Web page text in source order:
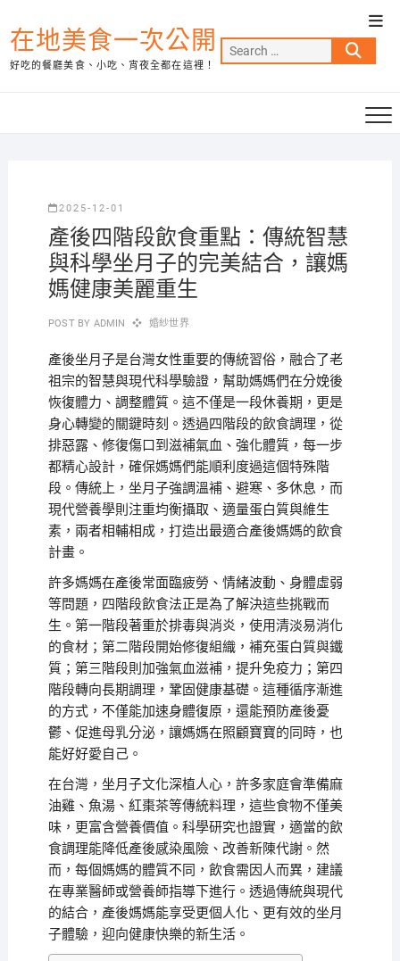
to
content
在地美食一次公開
好吃的餐廳美食、小吃、宵夜全都在這裡！
Search
…
2025-12-01
產後四階段飲食重點：傳統智慧
與科學坐月子的完美結合，讓媽
媽健康美麗重生
POST BY ADMIN 婚紗世界
產後坐月子是台灣女性重要的傳統習俗，融合了老
祖宗的智慧與現代科學驗證，幫助媽媽們在分娩後
恢復體力、調整體質。這不僅是一段休養期，更是
身心轉變的關鍵時刻。透過四階段的飲食調理，從
排惡露、修復傷口到滋補氣血、強化體質，每一步
都精心設計，確保媽媽們能順利度過這個特殊階
段。傳統上，坐月子強調溫補、避寒、多休息，而
現代營養學則注重均衡攝取、適量蛋白質與維生
素，兩者相輔相成，打造出最適合產後媽媽的飲食
計畫。
許多媽媽在產後常面臨疲勞、情緒波動、身體虛弱
等問題，四階段飲食法正是為了解決這些挑戰而
生。第一階段著重於排毒與消炎，使用清淡易消化
的食材；第二階段開始修復組織，補充蛋白質與鐵
質；第三階段則加強氣血滋補，提升免疫力；第四
階段轉向長期調理，鞏固健康基礎。這種循序漸進
的方式，不僅能加速身體復原，還能預防產後憂
鬱、促進母乳分泌，讓媽媽在照顧寶寶的同時，也
能好好愛自己。
在台灣，坐月子文化深植人心，許多家庭會準備麻
油雞、魚湯、紅棗茶等傳統料理，這些食物不僅美
味，更富含營養價值。科學研究也證實，適當的飲
食調理能降低產後感染風險、改善新陳代謝。然
而，每個媽媽的體質不同，飲食需因人而異，建議
在專業醫師或營養師指導下進行。透過傳統與現代
的結合，產後媽媽能享受更個人化、更有效的坐月
子體驗，迎向健康快樂的新生活。